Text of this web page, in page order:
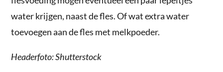
water krijgen, naast de fles. Of wat extra water
toevoegen aan de fles met melkpoeder.
Headerfoto: Shutterstock